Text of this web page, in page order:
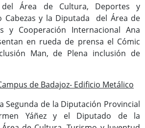
del Área de Cultura, Deportes y
Cabezas y la Diputada del Área de
y Cooperación Internacional Ana
en rueda de prensa el Cómic
Man, de Plena inclusión de
de Badajoz- Edificio Metálico
Segunda de la Diputación Provincial
Yáñez y el Diputado de la